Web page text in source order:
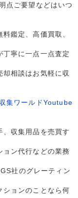
点ご要望などはいつ
鑑定、高価買取、
寧に一点一点査定
却相談はお気軽に収
集ワールドYoutube
、収集用品を売買す
ン代行などの業務
社のグレーティン
ションのことなら何